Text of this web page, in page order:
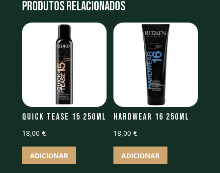
Produtos Relacionados
Quick Tease 15 250ml
18,00 €
ADICIONAR
Hardwear 16 250ml
18,00€
ADICIONAR